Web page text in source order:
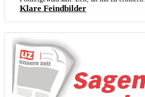
Klare Feindbilder